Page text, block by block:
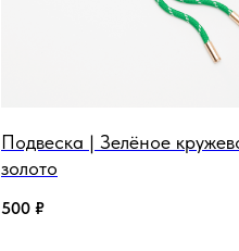
Подвеска | Зелёное
золото
500 ₽